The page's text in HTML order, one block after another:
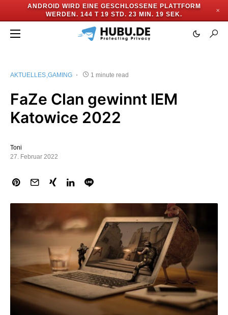
ANDROID WIRD EINE GESCHLOSSENE PLATTFORM
WERDEN. 144 T 19 STD. 23 MIN. 19 SEK.
✕
AKTUELLES GAMING 1 minute read
FaZe Clan gewinnt IEM
Katowice 2022
Toni
27. Februar 2022